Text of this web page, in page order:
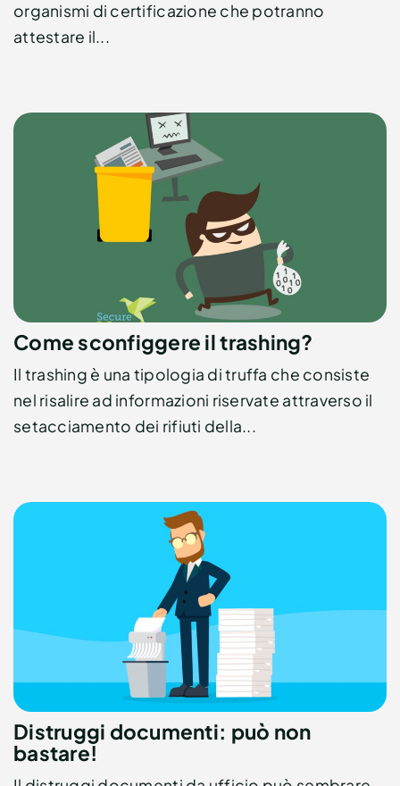
organismi di certificazione che potranno
attestare il...
Come sconfiggere il trashing?
Il trashing è una tipologia di truffa che consiste
nel risalire ad informazioni riservate attraverso il
setacciamento dei rifiuti della...
Distruggi documenti: può non
bastare!